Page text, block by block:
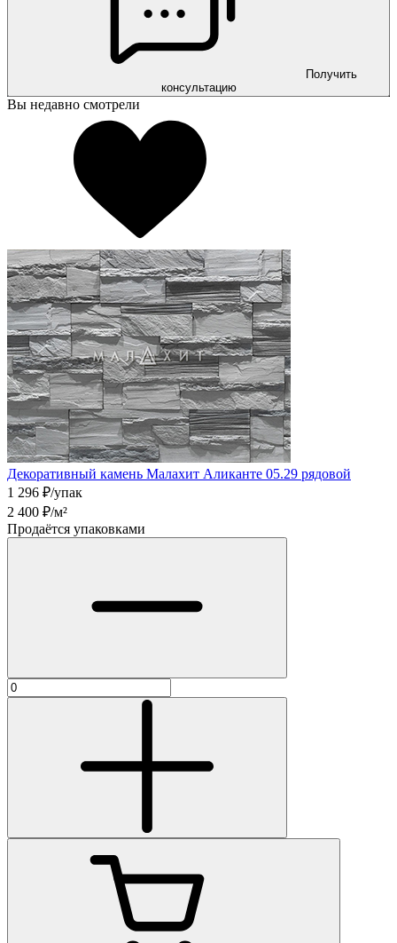
Получить
консультацию
Вы недавно смотрели
Декоративный камень Малахит Аликанте 05.29 рядовой
1 296 ₽/упак
2 400 ₽/м²
Продаётся упаковками